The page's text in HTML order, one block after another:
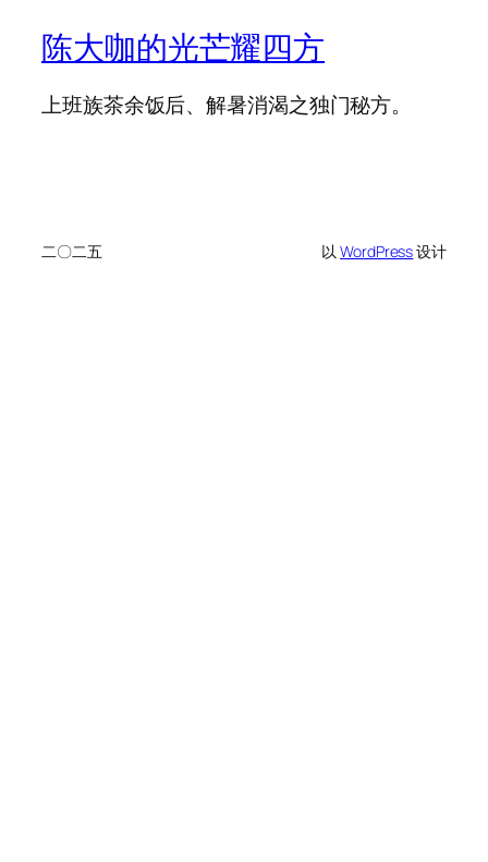
陈大咖的光芒耀四方
上班族茶余饭后、解暑消渴之独门秘方。
二〇二五 以WordPress设计